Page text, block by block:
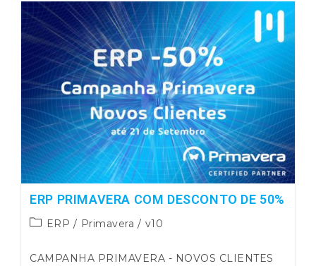
Tesouraria
Movimento
Em
Conta
ERP PRIMAVERA COM DESCONTO DE 50%
PostERP / Primavera / v10
CAMPANHA PRIMAVERA - NOVOS CLIENTES